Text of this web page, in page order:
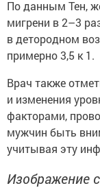
По данным Тен,
мигрени в 2–3
в детородном
примерно 3,5 к 1.
Врач также
и изменения
факторами,
мужчин быть
учитывая эту
Изображение